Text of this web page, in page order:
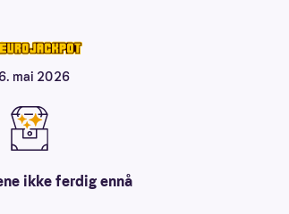
mai 2026
ikke ferdig ennå